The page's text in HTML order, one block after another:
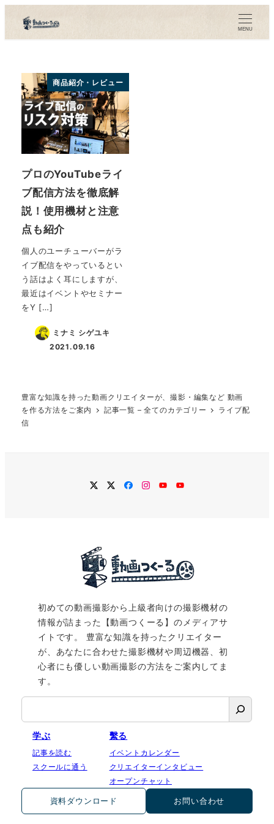
MENU
商品紹介・レビュー
プロのYouTubeライ
ブ配信方法を徹底解
説！使用機材と注意
点も紹介
個人のユーチューバーがラ
イブ配信をやっているとい
う話はよく耳にしますが、
最近はイベントやセミナー
をY […]
ミナミ シゲユキ
投稿日
2021.09.16
豊富な知識を持った動画クリエイターが、撮影・編集など 動画
を作る方法をご案内
記事一覧 – 全てのカテゴリー
ライブ配
信
twitterTwitter
Facebook
Instagram
YouTubeYouTube
初めての動画撮影から上級者向けの撮影機材の
情報が詰まった【動画つくーる】のメディアサ
イトです。 豊富な知識を持ったクリエイター
が、あなたに合わせた撮影機材や周辺機器、初
心者にも優しい動画撮影の方法をご案内してま
す。
学ぶ
記事を読む
スクールに通う
繫る
イベントカレンダー
クリエイターインタビュー
オープンチャット
資料ダウンロード お問い合わせ